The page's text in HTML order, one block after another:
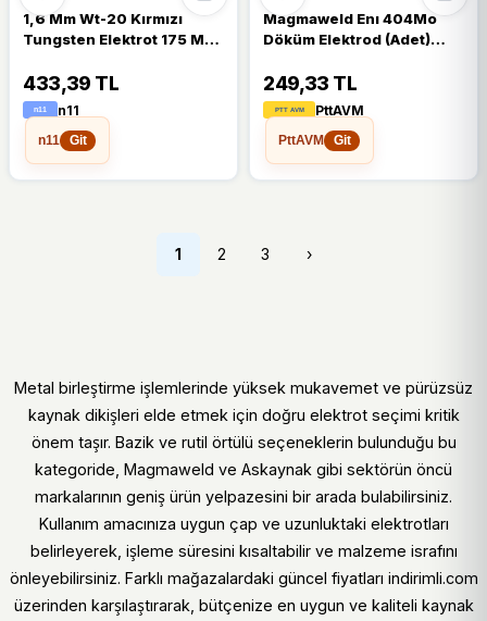
1,6 Mm Wt-20 Kırmızı
Tungsten Elektrot 175 Mm
433,39 TL
n11
n11
Git
Magmaweld Enı 404Mo
Döküm Elektrod (Adet)
249,33 TL
PttAVM
PttAVM
Git
1 2 3 ›
Metal birleştirme işlemlerinde yüksek mukavemet ve pürüzsüz
kaynak dikişleri elde etmek için doğru elektrot seçimi kritik
önem taşır. Bazik ve rutil örtülü seçeneklerin bulunduğu bu
kategoride, Magmaweld ve Askaynak gibi sektörün öncü
markalarının geniş ürün yelpazesini bir arada bulabilirsiniz.
Kullanım amacınıza uygun çap ve uzunluktaki elektrotları
belirleyerek, işleme süresini kısaltabilir ve malzeme israfını
önleyebilirsiniz. Farklı mağazalardaki güncel fiyatları indirimli.com
üzerinden karşılaştırarak, bütçenize en uygun ve kaliteli kaynak